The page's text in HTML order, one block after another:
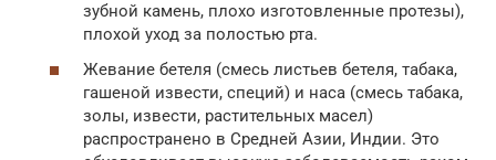
зубной камень, плохо изготовленные протезы),
плохой уход за полостью рта.
Жевание бетеля (смесь листьев бетеля, табака,
гашеной извести, специй) и наса (смесь табака,
золы, извести, растительных масел)
распространено в Средней Азии, Индии. Это